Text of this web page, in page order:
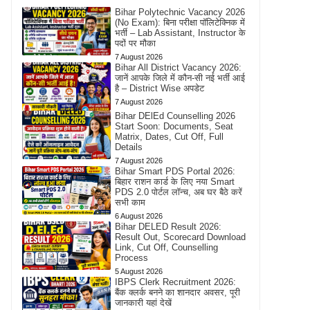
Bihar Polytechnic Vacancy 2026
(No Exam): बिना परीक्षा पॉलिटेक्निक में
भर्ती – Lab Assistant, Instructor के
पदों पर मौका
7 August 2026
Bihar All District Vacancy 2026:
जानें आपके जिले में कौन-सी नई भर्ती आई
है – District Wise अपडेट
7 August 2026
Bihar DElEd Counselling 2026
Start Soon: Documents, Seat
Matrix, Dates, Cut Off, Full
Details
7 August 2026
Bihar Smart PDS Portal 2026:
बिहार राशन कार्ड के लिए नया Smart
PDS 2.0 पोर्टल लॉन्च, अब घर बैठे करें
सभी काम
6 August 2026
Bihar DELED Result 2026:
Result Out, Scorecard Download
Link, Cut Off, Counselling
Process
5 August 2026
IBPS Clerk Recruitment 2026:
बैंक क्लर्क बनने का शानदार अवसर, पूरी
जानकारी यहां देखें